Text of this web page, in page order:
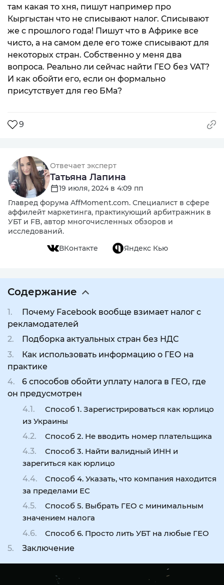
там какая то хня, пишут например про
Кыргыстан что не списывают налог. Списывают
же с прошлого года! Пишут что в Африке все
чисто, а на самом деле его тоже списывают для
некоторых стран. Собственно у меня два
вопроса. Реально ли сейчас найти ГЕО без VAT?
И как обойти его, если он формально
присутствует для гео БМа?
9
Отвечает эксперт
Татьяна Лапина
19 июля, 2024 в 4:09 пп
Главред форума AffMoment.com. Специалист в сфере
аффилейт маркетинга, практикующий арбитражник в
УБТ и FB, автор многочисленных обзоров и
исследований.
ВКонтакте
Яндекс Кью
Содержание
Почему Facebook вообще взимает налог с
рекламодателей
Подборка актуальных стран без НДС
Как использовать информацию о ГЕО на
практике
6 способов обойти уплату налога в ГЕО, где
он предусмотрен
Способ 1. Зарегистрироваться как юрлицо
из Украины
Способ 2. Не вводить номер плательщика
Способ 3. Найти валидный ИНН и
зарегиться как юрлицо
Способ 4. Указать, что компания находится
за пределами ЕС
Способ 5. Выбрать ГЕО с минимальным
значением налога
Способ 6. Просто лить УБТ на любые ГЕО
Заключение